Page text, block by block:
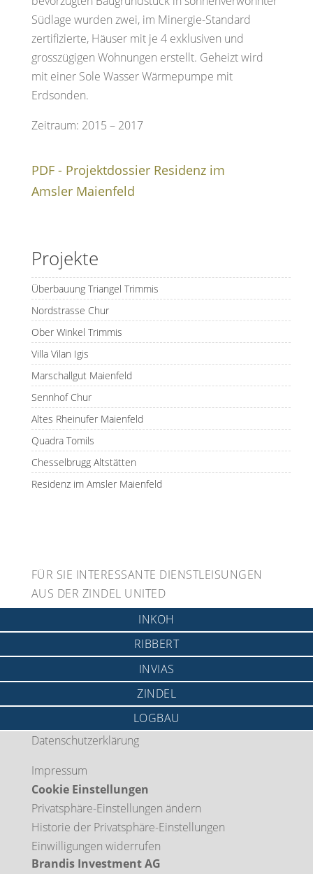
Südlage wurden zwei, im Minergie-Standard
zertifizierte, Häuser mit je 4 exklusiven und
grosszügigen Wohnungen erstellt. Geheizt wird
mit einer Sole Wasser Wärmepumpe mit
Erdsonden.
Zeitraum: 2015 – 2017
PDF - Projektdossier Residenz im
Amsler Maienfeld
Projekte
Überbauung Triangel Trimmis
Nordstrasse Chur
Ober Winkel Trimmis
Villa Vilan Igis
Marschallgut Maienfeld
Sennhof Chur
Altes Rheinufer Maienfeld
Quadra Tomils
Chesselbrugg Altstätten
Residenz im Amsler Maienfeld
FÜR SIE INTERESSANTE DIENSTLEISUNGEN
AUS DER ZINDEL UNITED
INKOH
RIBBERT
INVIAS
ZINDEL
LOGBAU
Datenschutzerklärung
Impressum
Cookie Einstellungen
Privatsphäre-Einstellungen ändern
Historie der Privatsphäre-Einstellungen
Einwilligungen widerrufen
Brandis Investment AG